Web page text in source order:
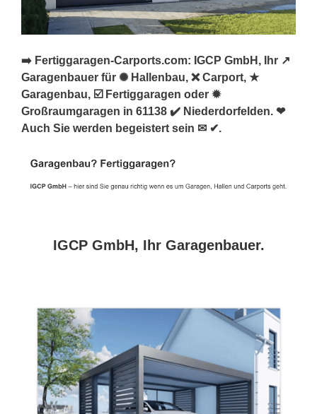
➡️ Fertiggaragen-Carports.com: IGCP GmbH, Ihr ↗️
Garagenbauer für ✺ Hallenbau, ❌ Carport, ★
Garagenbau, ☑️ Fertiggaragen oder ✹
Großraumgaragen in 61138 ✔️ Niederdorfelden. ❤
Auch Sie werden begeistert sein ✉ ✔.
IGCP GmbH, Ihr Garagenbauer.